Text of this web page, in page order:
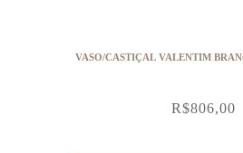
VASO/CASTIÇAL VALENTIM
R$806,00